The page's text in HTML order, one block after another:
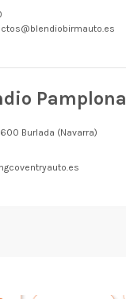
Pamplona
Burlada (Navarra)